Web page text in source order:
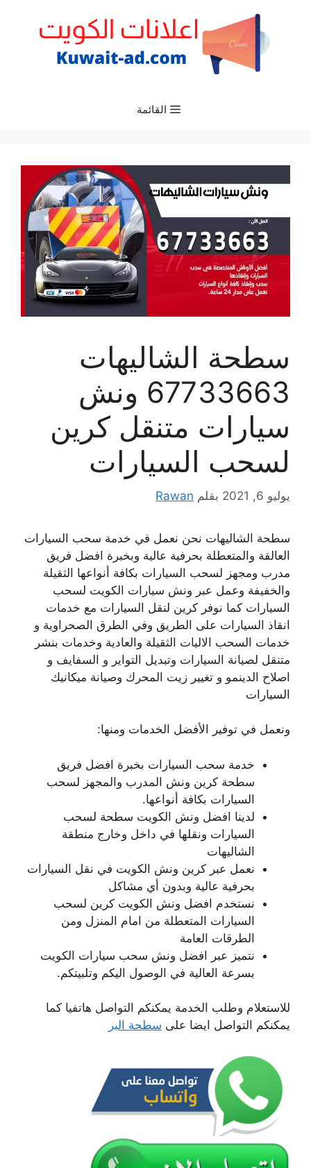
القائمة
سطحة الشاليهات
67733663 ونش
سيارات متنقل كرين
لسحب السيارات
يوليو 6, 2021 بقلم Rawan
سطحة الشاليهات نحن نعمل في خدمة سحب السيارات
العالقة والمتعطلة بحرفية عالية وبخبرة افضل فريق
مدرب ومجهز لسحب السيارات بكافة أنواعها الثقيلة
والخفيفة وعمل عبر ونش سيارات الكويت لسحب
السيارات كما نوفر كرين لنقل السيارات مع خدمات
انقاذ السيارات على الطريق وفي الطرق الصحراوية و
خدمات السحب الاليات الثقيلة والعادية وخدمات بنشر
متنقل لصيانة السيارات وتبديل التواير و السفايف و
اصلاح الدينمو و تغيير زيت المحرك وصيانة ميكانيك
السيارات
ونعمل في توفير الأفضل الخدمات ومنها:
خدمة سحب السيارات بخبرة افضل فريق
سطحة كرين ونش المدرب والمجهز لسحب
السيارات بكافة أنواعها.
لدينا افضل ونش الكويت سطحة لسحب
السيارات ونقلها في داخل وخارج منطقة
الشاليهات
نعمل عبر كرين ونش الكويت في نقل السيارات
بحرفية عالية وبدون أي مشاكل
نستخدم افضل ونش الكويت كرين لسحب
السيارات المتعطلة من امام المنزل ومن
الطرقات العامة
نتميز عبر افضل ونش سحب سيارات الكويت
بسرعة العالية في الوصول اليكم وتلبيتكم.
للاستعلام وطلب الخدمة يمكنكم التواصل هاتفيا كما
يمكنكم التواصل ايضا على سطحة البر